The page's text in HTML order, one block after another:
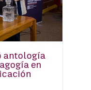
antología
en